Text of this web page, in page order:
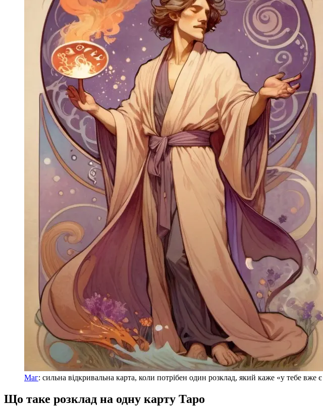
Маг: сильна відкривальна карта, коли потрібен один розклад, який каже «у тебе вже
Що таке розклад на одну карту Таро